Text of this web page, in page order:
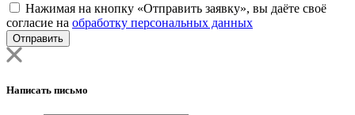
Нажимая на кнопку «Отправить заявку», вы даёте своё
согласие на обработку персональных данных
Отправить
Написать письмо